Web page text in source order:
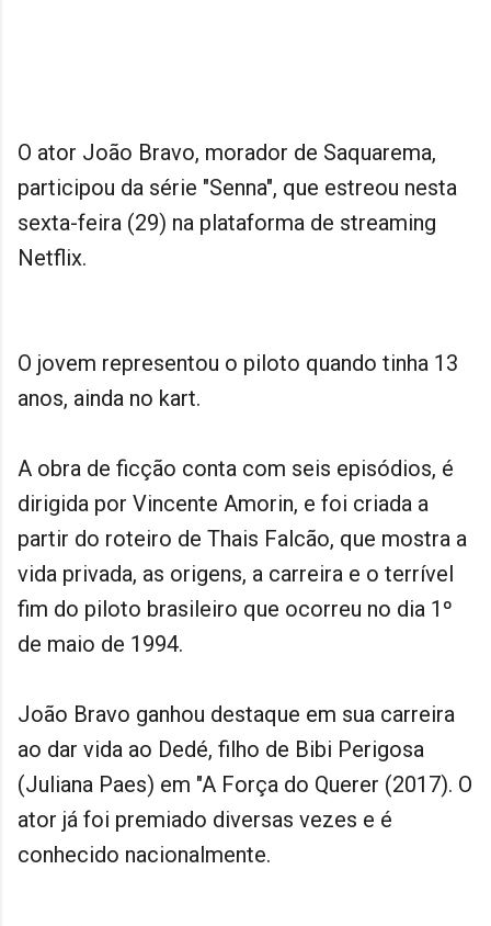
O ator João Bravo, morador de Saquarema,
participou da série "Senna", que estreou nesta
sexta-feira (29) na plataforma de streaming
Netflix.
O jovem representou o piloto quando tinha 13
anos, ainda no kart.
A obra de ficção conta com seis episódios, é
dirigida por Vincente Amorin, e foi criada a
partir do roteiro de Thais Falcão, que mostra a
vida privada, as origens, a carreira e o terrível
fim do piloto brasileiro que ocorreu no dia 1º
de maio de 1994.
João Bravo ganhou destaque em sua carreira
ao dar vida ao Dedé, filho de Bibi Perigosa
(Juliana Paes) em "A Força do Querer (2017). O
ator já foi premiado diversas vezes e é
conhecido nacionalmente.